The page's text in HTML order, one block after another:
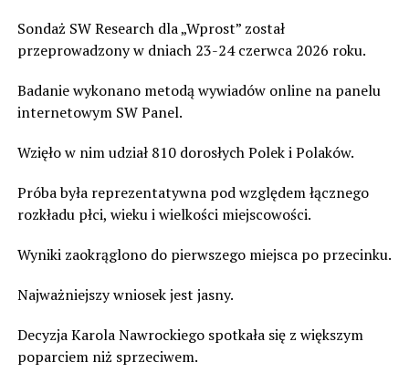
Sondaż SW Research dla „Wprost” został
przeprowadzony w dniach 23-24 czerwca 2026 roku.
Badanie wykonano metodą wywiadów online na panelu
internetowym SW Panel.
Wzięło w nim udział 810 dorosłych Polek i Polaków.
Próba była reprezentatywna pod względem łącznego
rozkładu płci, wieku i wielkości miejscowości.
Wyniki zaokrąglono do pierwszego miejsca po przecinku.
Najważniejszy wniosek jest jasny.
Decyzja Karola Nawrockiego spotkała się z większym
poparciem niż sprzeciwem.